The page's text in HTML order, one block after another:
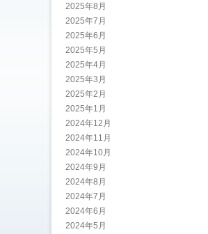
2025年8月
2025年7月
2025年6月
2025年5月
2025年4月
2025年3月
2025年2月
2025年1月
2024年12月
2024年11月
2024年10月
2024年9月
2024年8月
2024年7月
2024年6月
2024年5月